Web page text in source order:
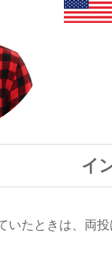
イ
たときは、両投